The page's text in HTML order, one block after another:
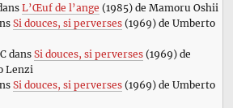
L’Œuf de l’ange (1985) de Mamoru Oshii
Si douces, si perverses(1969) de Umberto
dans Si douces, si perverses(1969) de
Lenzi
Si douces, si perverses(1969) de Umberto